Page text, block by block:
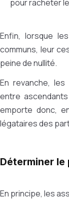
pour racheter
Enfin, lorsque
communs, leur
peine de nullité.
En revanche,
entre
emporte donc,
légataires des
Déterminer
En principe, les